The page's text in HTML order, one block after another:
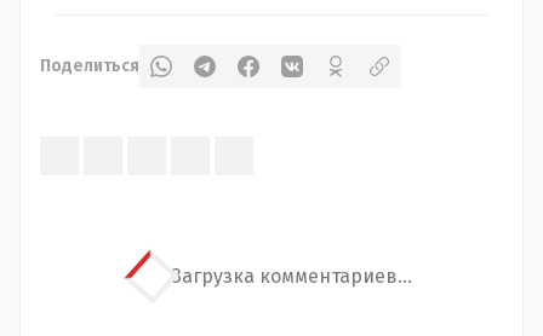
Поделиться
Загрузка комментариев...